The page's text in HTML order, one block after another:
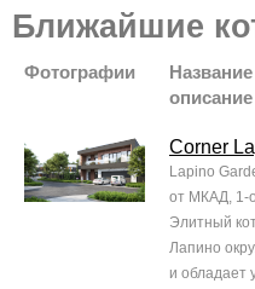
Ближайшие
Фотографии
описание
Corner
Lapino
от МКАД, 1-
Элитный
Лапино
и обладает